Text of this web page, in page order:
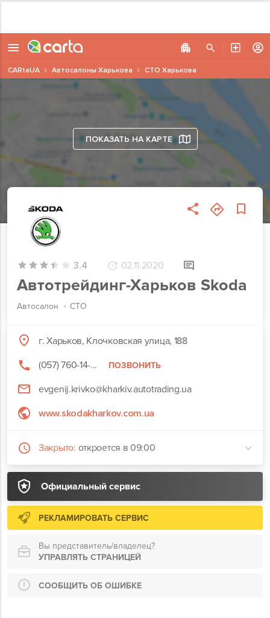
ПОКАЗАТЬ НА КАРТЕ
3.4 02.11.2020
Автотрейдинг-Харьков Skoda
Автосалон СТО
Официальный сервис
г. Харьков, Клочковская улица, 188
(057) 760-14-...
ПОЗВОНИТЬ
evgenij.krivko@kharkiv.autotrading.ua
www.skodakharkov.com.ua
Закрыто: откроется в 09:00
РЕКЛАМИРОВАТЬ СЕРВИС
Вы представитель/владелец?
УПРАВЛЯТЬ СТРАНИЦЕЙ
СООБЩИТЬ ОБ ОШИБКЕ
CARtaUA Автосалоны Харькова СТО Харькова